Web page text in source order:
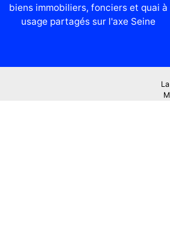
biens immobiliers, fonciers et quai à
usage partagés sur l'axe Seine